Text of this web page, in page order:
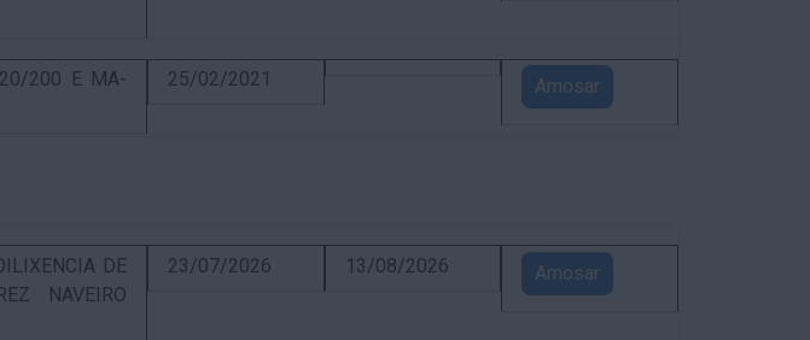
20/200 E MA-
25/02/2021 Amosar
DE
NAVEIRO
23/07/2026 13/08/2026 Amosar